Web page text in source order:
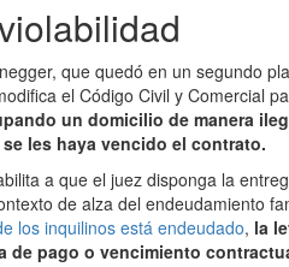
que quedó en un segundo
el Código Civil y Comercial
un domicilio de manera
les haya vencido el contrato.
a que el juez disponga la
de alza del endeudamiento
los inquilinos está endeudado, la
de pago o vencimiento